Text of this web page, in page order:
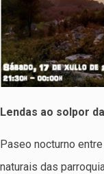
Lendas ao solpor
Paseo nocturno
naturais das